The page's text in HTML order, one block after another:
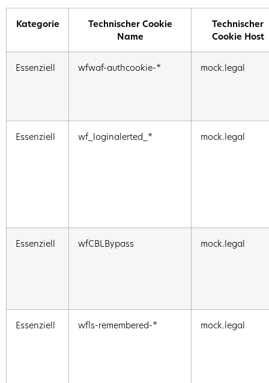
Kategorie
Technischer Cookie
Name
Technischer
Cookie Host
Essenziell wfwaf-authcookie-* mock.legal
Essenziell wf_loginalerted_* mock.legal
Essenziell wfCBLBypass mock.legal
Essenziell wfls-remembered-* mock.legal